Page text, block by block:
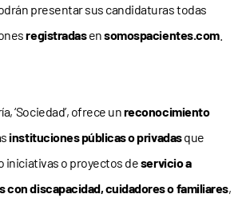
presentar sus candidaturas todas
registradasensomospacientes.com.
‘Sociedad’, ofrece unreconocimiento
instituciones públicas o privadasque
iniciativas o proyectos deservicio a
con discapacidad, cuidadores o familiares,